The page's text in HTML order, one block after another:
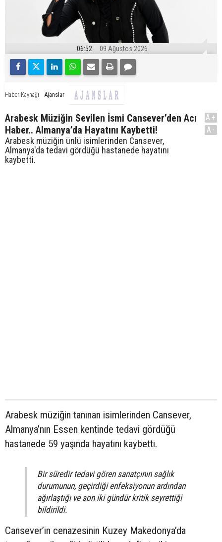
06:52 09 Ağustos 2026
Haber Kaynağı Ajanslar
Arabesk Müziğin Sevilen İsmi Cansever’den Acı
Haber.. Almanya’da Hayatını Kaybetti!
Arabesk müziğin ünlü isimlerinden Cansever,
Almanya'da tedavi gördüğü hastanede hayatını
kaybetti.
A+
A-
Arabesk müziğin tanınan isimlerinden Cansever,
Almanya’nın Essen kentinde tedavi gördüğü
hastanede 59 yaşında hayatını kaybetti.
Bir süredir tedavi gören sanatçının sağlık
durumunun, geçirdiği enfeksiyonun ardından
ağırlaştığı ve son iki gündür kritik seyrettiği
bildirildi.
Cansever’in cenazesinin Kuzey Makedonya’da